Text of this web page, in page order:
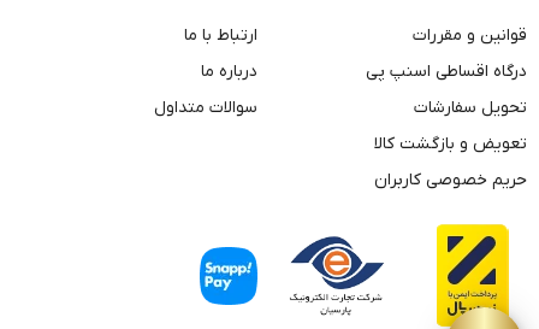
قوانین و مقررات
درگاه اقساطی اسنپ پی
تحویل سفارشات
تعویض و بازگشت کالا
حریم خصوصی کاربران
ارتباط با ما
درباره ما
سوالات متداول